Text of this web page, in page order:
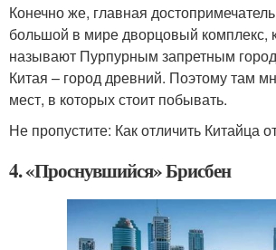
Конечно же, главная
большой в мире дворцовый комплекс,
называют Пурпурным запретным
Китая – город древний. Поэтому там
мест, в которых стоит побывать.
Не пропустите: Как отличить Китайца
4. «Проснувшийся» Брисбен